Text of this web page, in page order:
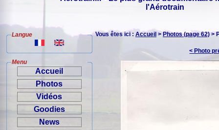
l'Aérotrain
Langue
Menu
Accueil
Photos
Vidéos
Goodies
News
Vous êtes ici : Accueil > Photos (page 62) >
< Photo